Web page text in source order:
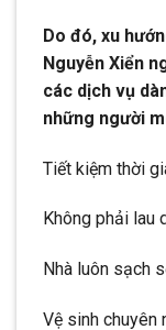
Do đó, xu
Nguyễn Xiển
các dịch vụ
những người
Tiết kiệm thời
Không phải lau
Nhà luôn sạch
Vệ sinh chuyên